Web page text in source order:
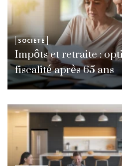
SOCIÉTÉ
Impôts et retraite :
fiscalité après 65 ans